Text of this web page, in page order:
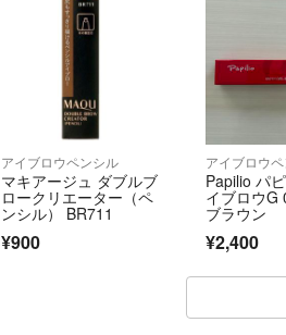
アイブロウペンシル
マキアージュ ダブルブ
ロークリエーター（ペ
ンシル） BR711
¥900
アイブロウ
Papilio パ
イブロウG
ブラウン
¥2,400